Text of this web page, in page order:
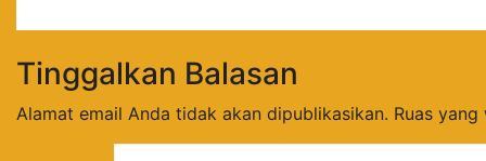
Tinggalkan Balasan
Alamat email Anda tidak akan dipublikasikan. Ruas